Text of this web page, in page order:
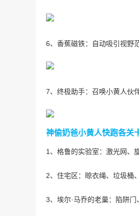
6、香蕉磁铁：自动吸引视野
7、终极助手：召唤小黄人伙
神偷奶爸小黄人快跑各关
1、格鲁的实验室：激光网、
2、住宅区：晾衣绳、垃圾桶
3、埃尔·马乔的老巢：陷阱门